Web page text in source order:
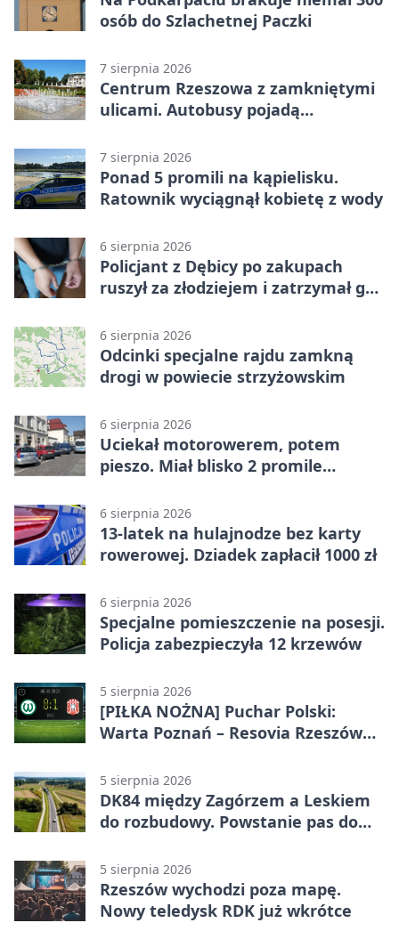
osób do Szlachetnej Paczki
7 sierpnia 2026
Centrum Rzeszowa z zamkniętymi
ulicami. Autobusy pojadą
7 sierpnia 2026
Ponad 5 promili na kąpielisku.
Ratownik wyciągnął kobietę z wody
6 sierpnia 2026
Policjant z Dębicy po zakupach
ruszył za złodziejem i zatrzymał go
6 sierpnia 2026
Odcinki specjalne rajdu zamkną
drogi w powiecie strzyżowskim
6 sierpnia 2026
Uciekał motorowerem, potem
pieszo. Miał blisko 2 promile
6 sierpnia 2026
13-latek na hulajnodze bez karty
rowerowej. Dziadek zapłacił 1000 zł
6 sierpnia 2026
Specjalne pomieszczenie na posesji.
Policja zabezpieczyła 12 krzewów
5 sierpnia 2026
[PIŁKA NOŻNA] Puchar Polski:
Warta Poznań – Resovia Rzeszów
pierwszoligowca
5 sierpnia 2026
DK84 między Zagórzem a Leskiem
do rozbudowy. Powstanie pas do
5 sierpnia 2026
Rzeszów wychodzi poza mapę.
Nowy teledysk RDK już wkrótce